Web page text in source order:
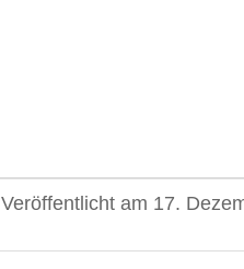
Veröffentlicht am 17.